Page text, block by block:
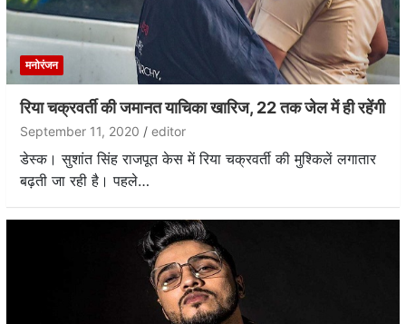
मनोरंजन
रिया चक्रवर्ती की जमानत याचिका खारिज, 22 तक जेल में ही रहेंगी
September 11, 2020 editor
डेस्क। सुशांत सिंह राजपूत केस में रिया चक्रवर्ती की मुश्किलें लगातार
बढ़ती जा रही है। पहले…